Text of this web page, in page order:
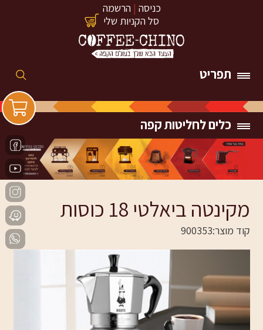
כניסה | הרשמה
סל הקניות שלי
תפריט
כלים לחליטות קפה
מקינטה ביאלטי 18 כוסות
קוד מוצר:900353